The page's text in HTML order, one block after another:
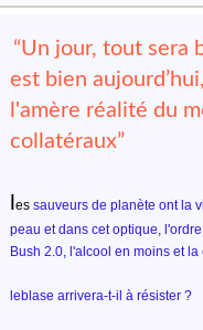
“Un jour, tout sera
est bien
l'amère réalité du
collatéraux”
es sauveurs de planète ont la
peau et dans cet optique,
Bush 2.0, l'alcool en moins et
leblase arrivera-t-il à résister ?